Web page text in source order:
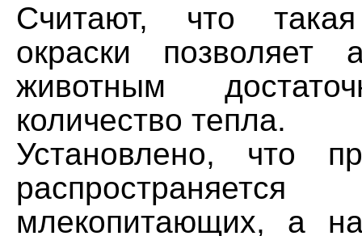
Считают, что
окраски позволяет
животным
количество тепла.
Установлено, что
млекопитающих, а